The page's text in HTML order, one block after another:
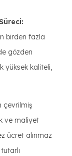
birden fazla
gözden
yüksek kaliteli,
çevrilmiş
ve maliyet
ücret alınmaz